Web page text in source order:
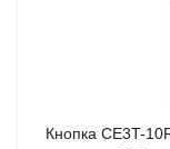
Кнопка CE3T-